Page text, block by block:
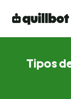
Tipos